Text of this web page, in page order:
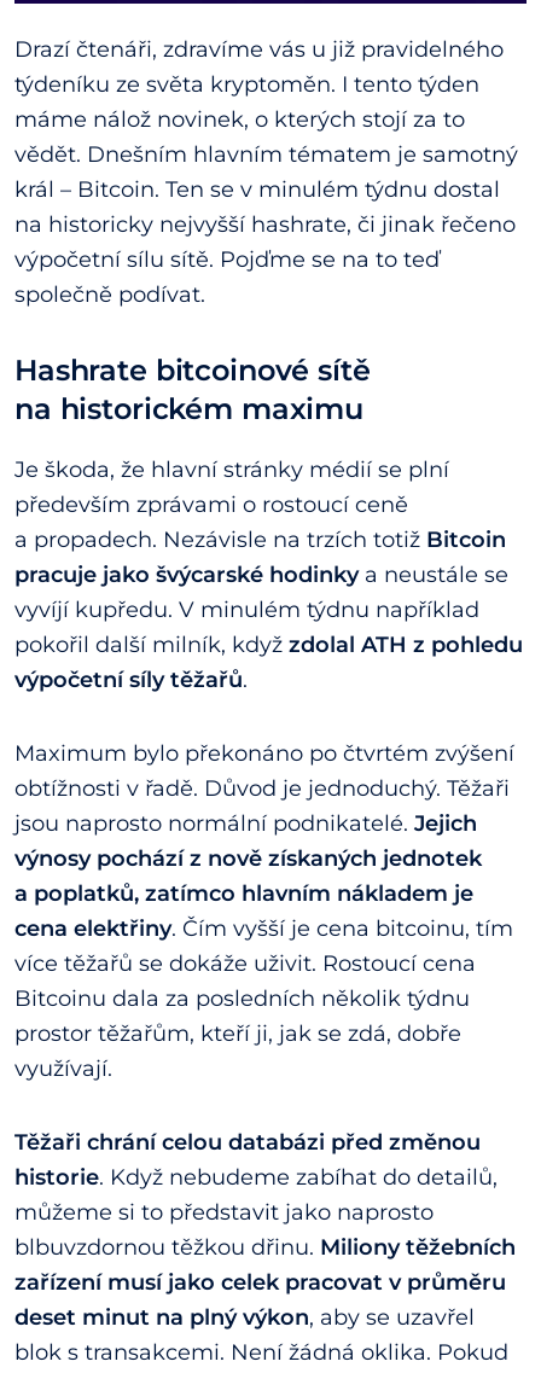
Drazí čtenáři, zdravíme vás u již pravidelného
týdeníku ze světa kryptoměn. I tento týden
máme nálož novinek, o kterých stojí za to
vědět. Dnešním hlavním tématem je samotný
král – Bitcoin. Ten se v minulém týdnu dostal
na historicky nejvyšší hashrate, či jinak řečeno
výpočetní sílu sítě. Pojďme se na to teď
společně podívat.
Hashrate bitcoinové sítě
na historickém maximu
Je škoda, že hlavní stránky médií se plní
především zprávami o rostoucí ceně
a propadech. Nezávisle na trzích totiž Bitcoin
pracuje jako švýcarské hodinkya neustále se
vyvíjí kupředu. V minulém týdnu například
pokořil další milník, když zdolal ATH z pohledu
výpočetní síly těžařů.
Maximum bylo překonáno po čtvrtém zvýšení
obtížnosti v řadě. Důvod je jednoduchý. Těžaři
jsou naprosto normální podnikatelé. Jejich
výnosy pochází z nově získaných jednotek
a poplatků, zatímco hlavním nákladem je
cena elektřiny. Čím vyšší je cena bitcoinu, tím
více těžařů se dokáže uživit. Rostoucí cena
Bitcoinu dala za posledních několik týdnu
prostor těžařům, kteří ji, jak se zdá, dobře
využívají.
Těžaři chrání celou databázi před změnou
historie. Když nebudeme zabíhat do detailů,
můžeme si to představit jako naprosto
blbuvzdornou těžkou dřinu. Miliony těžebních
zařízení musí jako celek pracovat v průměru
deset minut na plný výkon, aby se uzavřel
blok s transakcemi. Není žádná oklika. Pokud